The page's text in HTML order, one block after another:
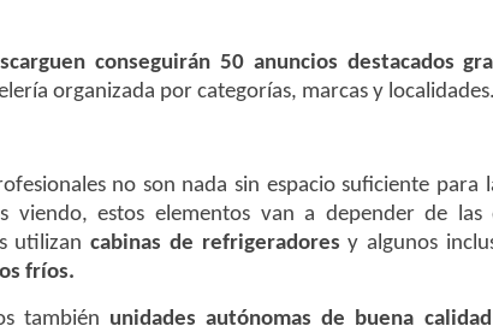
conseguirán 50 anuncios destacados
organizada por categorías, marcas y localidades.
no son nada sin espacio suficiente para
viendo, estos elementos van a depender de las
utilizan cabinas de refrigeradores y algunos
fríos.
también unidades autónomas de buena calidad